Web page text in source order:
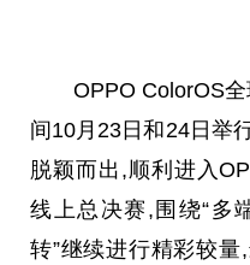
OPPO ColorOS
间10月23日和24日举
脱颖而出,顺利进入
线上 总 决赛,围绕“多
转”继续进行精彩较